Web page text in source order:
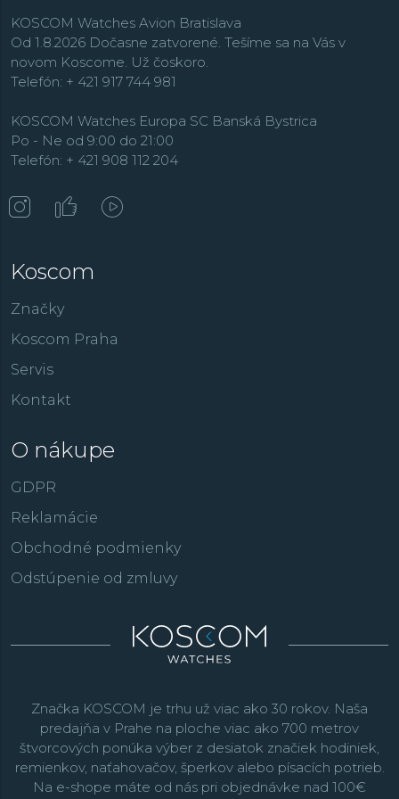
presným a spoľahlivým kalibrom, ktorá bola ešte
nedávno dostupná iba pre japonský trh.
Promaster jevýber hodiniek najväčší a tu si na svoje
prídu všetci vyznávači aktívneho spôsobu života.
Super Titaniumobsahuje i
patentovaného materiálu.
KOSCOM Watches Avion Bratislava
Od 1.8.2026 Dočasne zatvorené. Tešíme sa na Vás v
novom Koscome. Už čoskoro.
Telefón: + 421 917 744 981
KOSCOM Watches Europa SC Banská Bystrica
Po - Ne od 9:00 do 21:00
Telefón: + 421 908 112 204
Koscom
Značky
Koscom Praha
Servis
Kontakt
O nákupe
GDPR
Reklamácie
Obchodné podmienky
Odstúpenie od zmluvy
Značka KOSCOM je trhu už viac ako 30 rokov. Naša
predajňa v Prahe na ploche viac ako 700 metrov
štvorcových ponúka výber z desiatok značiek hodiniek,
remienkov, naťahovačov, šperkov alebo písacích potrieb.
Na e-shope máte od nás pri objednávke nad 100€